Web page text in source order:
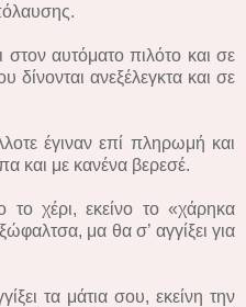
αυτόματο πιλότο και σε
δίνονται ανεξέλεγκτα και σε
έγιναν επί πληρωμή και
και με κανένα βερεσέ.
το χέρι, εκείνο το «χάρηκα
μα θα σ’ αγγίξει για
τα μάτια σου, εκείνη την